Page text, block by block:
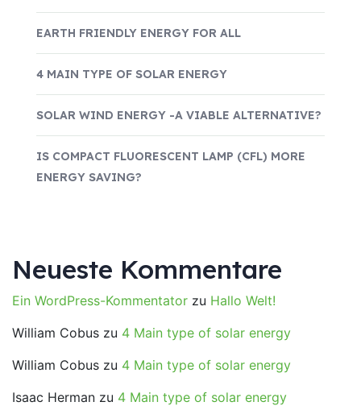
EARTH FRIENDLY ENERGY FOR ALL
4 MAIN TYPE OF SOLAR ENERGY
SOLAR WIND ENERGY -A VIABLE ALTERNATIVE?
IS COMPACT FLUORESCENT LAMP (CFL) MORE
ENERGY SAVING?
Neueste Kommentare
Ein WordPress-Kommentator zu Hallo Welt!
William Cobus zu 4 Main type of solar energy
William Cobus zu 4 Main type of solar energy
Isaac Herman zu 4 Main type of solar energy